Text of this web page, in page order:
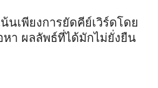
น้นเพียงการยัดคีย์เวิร์ดโดย
า ผลลัพธ์ที่ได้มักไม่ยั่งยืน